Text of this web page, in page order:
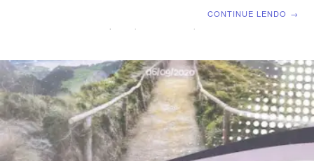
mundo.” (Jo 4.42) AGENDA DE LEITURA SEGUNDA –
Jo 4.9 A mulher Samaritana e a questão
CONTINUE LENDO →